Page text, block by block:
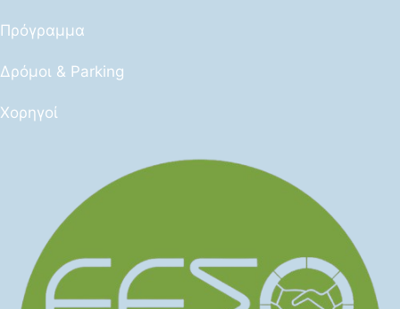
Πρόγραμμα
Δρόμοι & Parking
Χορηγοί